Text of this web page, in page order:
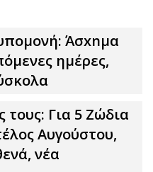
Άσxnμα
ημέρες,
Για 5 Zώδια
Αυγούστου,
νέα